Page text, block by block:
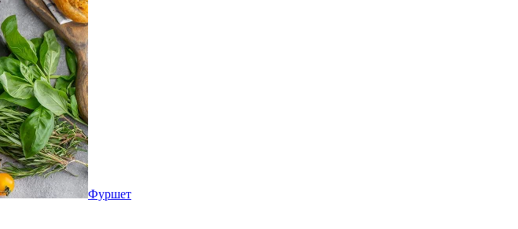
Фуршет